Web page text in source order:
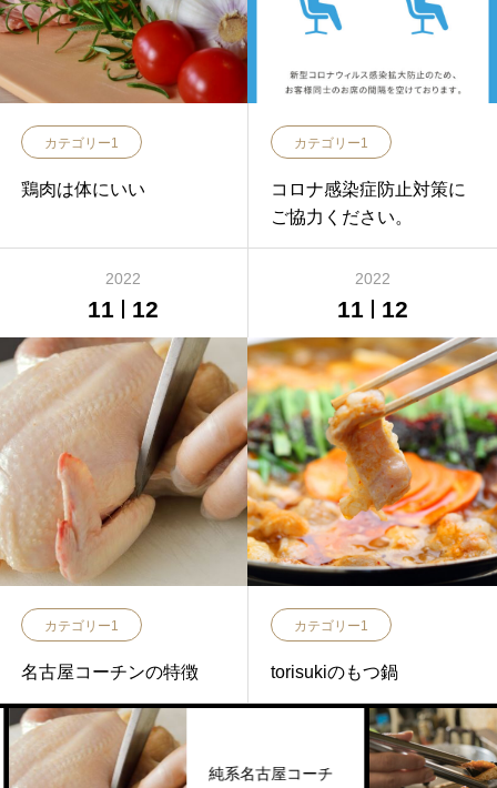
カテゴリー1
鶏肉は体にいい
カテゴリー1
コロナ感染症防止対策に
ご協力ください。
2022
11 12
カテゴリー1
名古屋コーチンの特徴
2022
11 12
カテゴリー1
torisukiのもつ鍋
純系名古屋コーチ